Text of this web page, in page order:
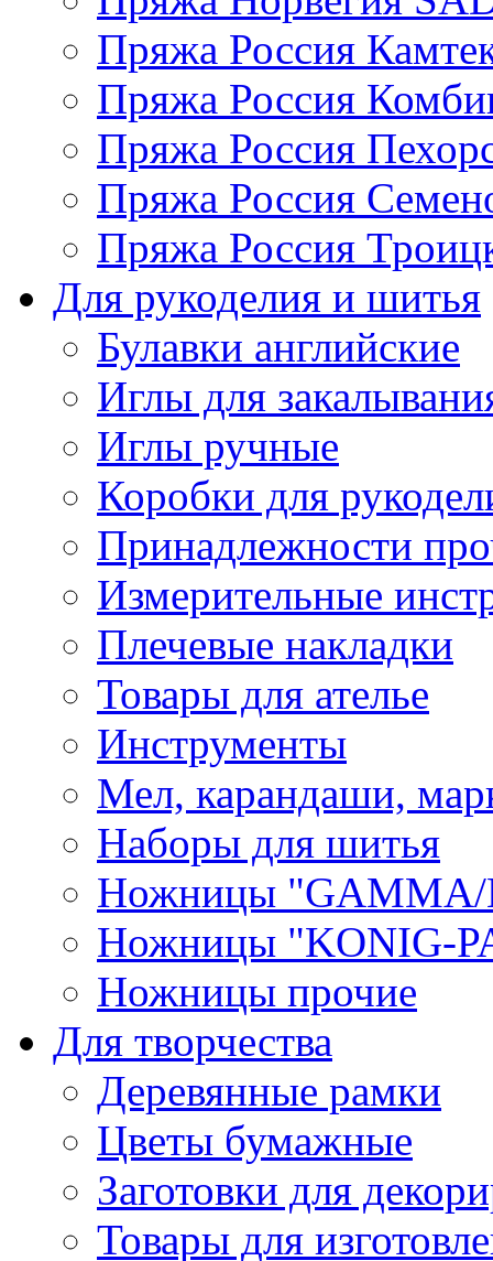
Пряжа Россия
Пряжа Россия
Пряжа Россия
Пряжа Россия
Пряжа Россия
Для рукоделия и шитья
Булавки английские
Иглы для
Иглы ручные
Коробки для
Принадлежности
Измерительные
Плечевые накладки
Товары для ателье
Инструменты
Мел, карандаши,
Наборы для шитья
Ножницы "GAMMA/
Ножницы "KONIG-
Ножницы прочие
Для творчества
Деревянные рамки
Цветы бумажные
Заготовки для
Товары для